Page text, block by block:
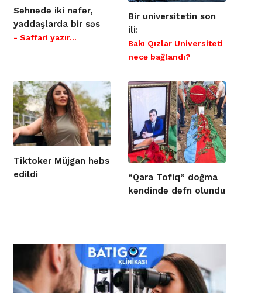
Səhnədə iki nəfər,
yaddaşlarda bir səs
- Saffari yazır…
Bir universitetin son
ili:
Bakı Qızlar Universiteti
necə bağlandı?
Tiktoker Müjgan həbs
edildi
“Qara Tofiq” doğma
kəndində dəfn olundu